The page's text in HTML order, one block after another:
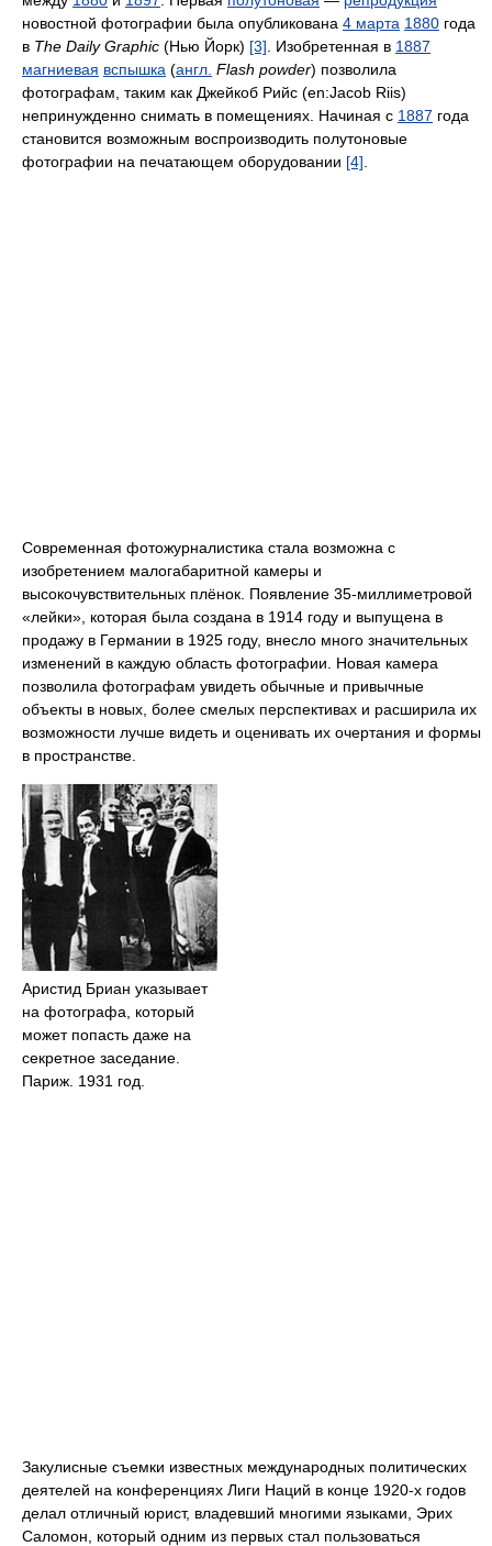
новостной фотографии была опубликована 4 марта 1880 года
в The Daily Graphic (Нью Йорк) [3]. Изобретенная в 1887
магниевая вспышка (англ. Flash powder) позволила
фотографам, таким как Джейкоб Рийс (en:Jacob Riis)
непринужденно снимать в помещениях. Начиная с 1887 года
становится возможным воспроизводить полутоновые
фотографии на печатающем оборудовании [4].
Современная фотожурналистика стала возможна с
изобретением малогабаритной камеры и
высокочувствительных плёнок. Появление 35-миллиметровой
«лейки», которая была создана в 1914 году и выпущена в
продажу в Германии в 1925 году, внесло много значительных
изменений в каждую область фотографии. Новая камера
позволила фотографам увидеть обычные и привычные
объекты в новых, более смелых перспективах и расширила их
возможности лучше видеть и оценивать их очертания и формы
в пространстве.
Аристид Бриан указывает
на фотографа, который
может попасть даже на
секретное заседание.
Париж. 1931 год.
Закулисные съемки известных международных политических
деятелей на конференциях Лиги Наций в конце 1920-х годов
делал отличный юрист, владевший многими языками, Эрих
Саломон, который одним из первых стал пользоваться